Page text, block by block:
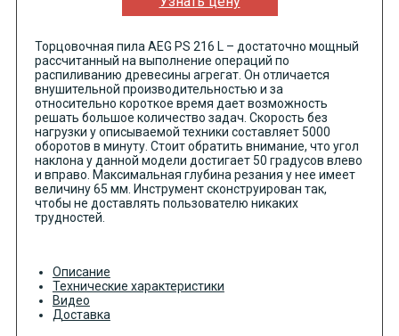
Торцовочная пила AEG PS 216 L – достаточно мощный
рассчитанный на выполнение операций по
распиливанию древесины агрегат. Он отличается
внушительной производительностью и за
относительно короткое время дает возможность
решать большое количество задач. Скорость без
нагрузки у описываемой техники составляет 5000
оборотов в минуту. Стоит обратить внимание, что угол
наклона у данной модели достигает 50 градусов влево
и вправо. Максимальная глубина резания у нее имеет
величину 65 мм. Инструмент сконструирован так,
чтобы не доставлять пользователю никаких
трудностей.
Описание
Технические характеристики
Видео
Доставка